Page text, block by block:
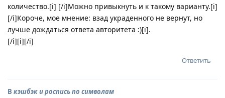
количество.[i] [/i]Можно привыкнуть и к такому варианту.[i]
[/i]Короче, мое мнение: взад украденного не вернут, но
лучше дождаться ответа авторитета :)[i].
[/i][i][/i]
Ответить
В кэшбэк и роспись по символам